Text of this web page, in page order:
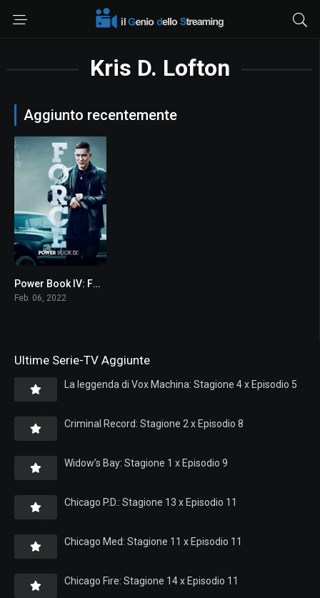
Kris D. Lofton
Aggiunto recentemente
9
Power Book IV: Force
Feb. 06, 2022
Ultime Serie-TV Aggiunte
La leggenda di Vox Machina: Stagione 4 x Episodio 5
Criminal Record: Stagione 2 x Episodio 8
Widow’s Bay: Stagione 1 x Episodio 9
Chicago P.D.: Stagione 13 x Episodio 11
Chicago Med: Stagione 11 x Episodio 11
Chicago Fire: Stagione 14 x Episodio 11